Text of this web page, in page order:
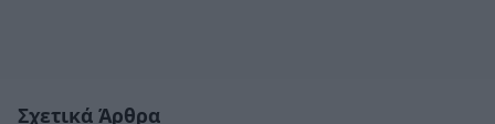
Σχετικά Άρθρα